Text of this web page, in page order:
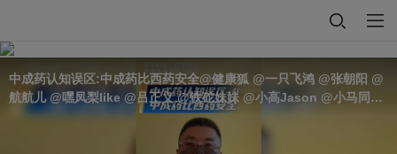
中成药认知误区:中成药比西药安全@健康狐 @一只飞鸿 @张朝阳 @
航航儿 @嘿凤梨like @吕正义 @铁砣妹妹 @小高Jason @小马同学
努力吖 @徐晗笑笑 @瑶瑶吖 @月小韩 @之于浅灯 @柒柒五今天早睡